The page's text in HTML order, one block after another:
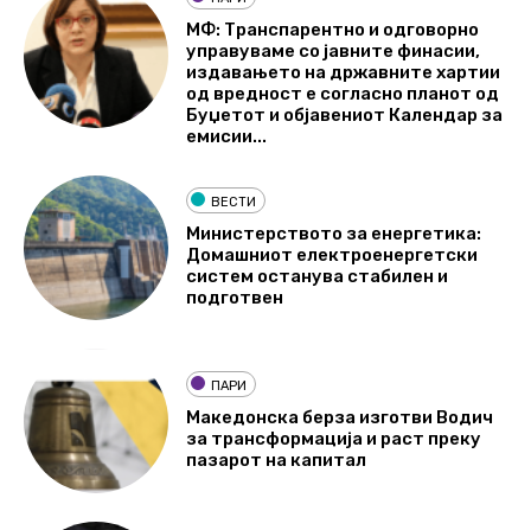
МФ: Транспарентно и одговорно
управуваме со јавните финасии,
издавањето на државните хартии
од вредност е согласно планот од
Буџетот и објавениот Календар за
емисии...
ВЕСТИ
Министерството за енергетика:
Домашниот електроенергетски
систем останува стабилен и
подготвен
ПАРИ
Македонска берза изготви Водич
за трансформација и раст преку
пазарот на капитал